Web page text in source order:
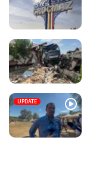
UPDATE